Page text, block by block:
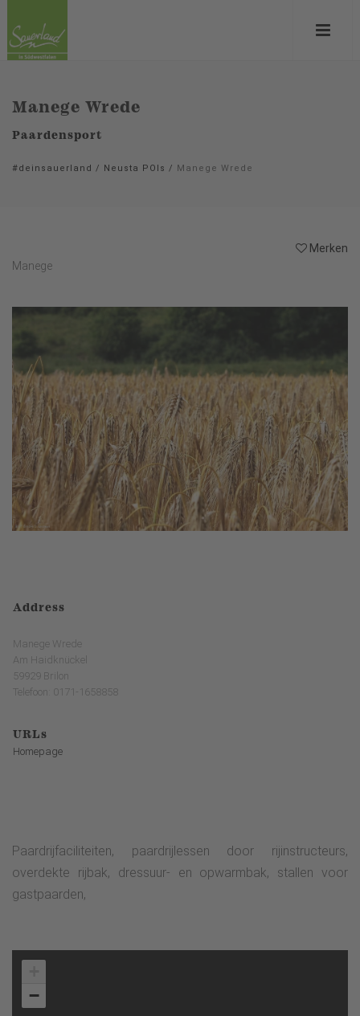
Manege Wrede
Paardensport
#deinsauerland / Neusta POIs / Manege Wrede
Merken
Manege
Address
Manege Wrede
Am Haidknückel
59929 Brilon
Telefoon: 0171-1658858
URLs
Homepage
Paardrijfaciliteiten, paardrijlessen door rijinstructeurs,
overdekte rijbak, dressuur- en opwarmbak, stallen voor
gastpaarden,
−